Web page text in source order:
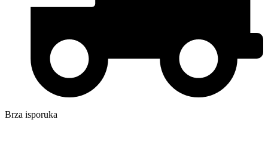
Brza isporuka